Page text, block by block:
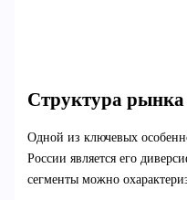
Структура
Одной из ключевых
России является его
сегменты можно